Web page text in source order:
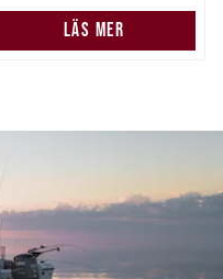
LÄS MER